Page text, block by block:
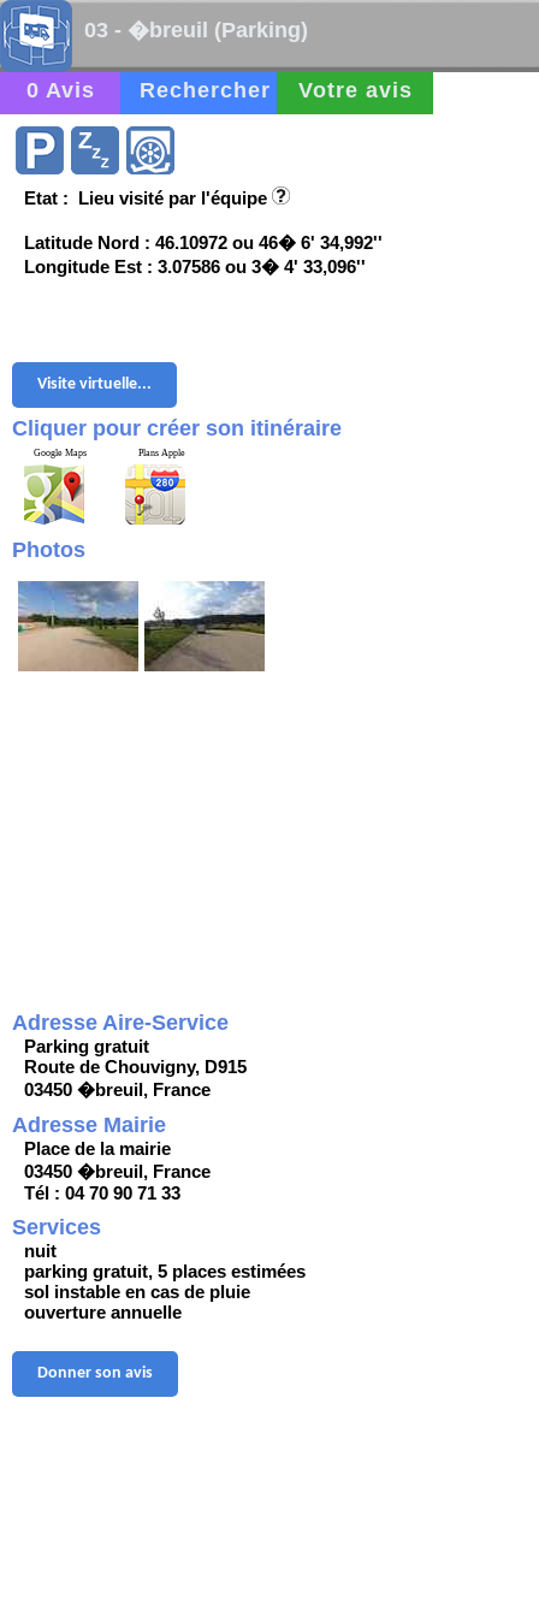
03 - �breuil (Parking)
0 Avis Rechercher Votre avis
Etat : Lieu visité par l'équipe
Latitude Nord : 46.10972 ou 46� 6' 34,992''
Longitude Est : 3.07586 ou 3� 4' 33,096''
Visite virtuelle...
Cliquer pour créer son itinéraire
Google Maps Plans Apple
Photos
Adresse Aire-Service
Parking gratuit
Route de Chouvigny, D915
03450 �breuil, France
Adresse Mairie
Place de la mairie
03450 �breuil, France
Tél : 04 70 90 71 33
Services
nuit
parking gratuit, 5 places estimées
sol instable en cas de pluie
ouverture annuelle
Donner son avis